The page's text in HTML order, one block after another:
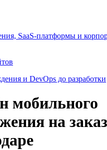
SaaS-платформы и
и DevOps до разработки
мобильного
на заказ